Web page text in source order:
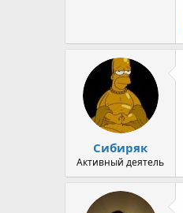
Сибиряк
Активный деятель